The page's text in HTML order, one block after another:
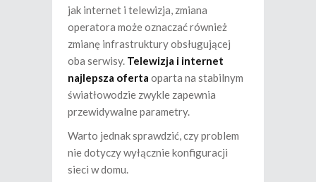
jak internet i telewizja, zmiana
operatora może oznaczać również
zmianę infrastruktury obsługującej
oba serwisy. Telewizja i internet
najlepsza oferta oparta na stabilnym
światłowodzie zwykle zapewnia
przewidywalne parametry.
Warto jednak sprawdzić, czy problem
nie dotyczy wyłącznie konfiguracji
sieci w domu.